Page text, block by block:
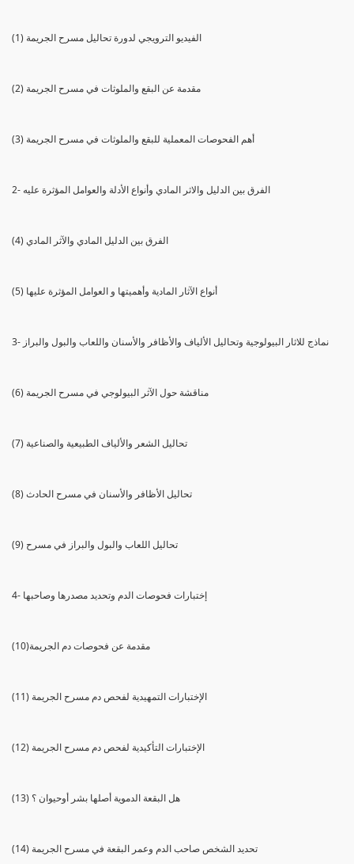
(1) الفيديو الترويجي لدورة تحاليل مسرح الجريمة
(2) مقدمة عن البقع والملوثات في مسرح الجريمة
(3) أهم الفحوصات المعملية للبقع والملوثات في مسرح الجريمة
2- الفرق بين الدليل والاثر المادي وأنواع الأدلة والعوامل المؤثرة عليه
(4) الفرق بين الدليل المادي والآثر المادي
(5) أنواع الآثار المادية وأهميتها و العوامل المؤثرة عليها
3- نماذج للاثار البيولوجية وتحاليل الألياف والأظافر والأسنان واللعاب والبول والبراز
(6) مناقشة حول الآثر البيولوجي في مسرح الجريمة
(7) تحاليل الشعر والألياف الطبيعية والصناعية
(8) تحاليل الأظافر والأسنان في مسرح الحادث
(9) تحاليل اللعاب والبول والبراز في مسرح
4- إختبارات فحوصات الدم وتحديد مصدرها وصاحبها
(10)مقدمة عن فحوصات دم الجريمة
(11) الإختبارات التمهيدية لفحص دم مسرح الجريمة
(12) الإختبارات التأكيدية لفحص دم مسرح الجريمة
(13) هل البقعة الدموية أصلها بشر أوحيوان ؟
(14) تحديد الشخص صاحب الدم وعمر البقعة في مسرح الجريمة